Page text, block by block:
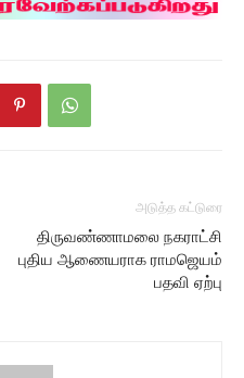
அடுத்த கட்டுரை
திருவண்ணாமலை நகராட்சி
புதிய ஆணையராக ராமஜெயம்
பதவி ஏற்பு